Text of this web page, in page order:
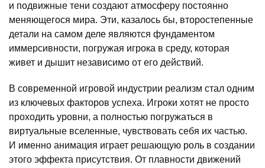
и подвижные тени создают атмосферу постоянно
меняющегося мира. Эти, казалось бы, второстепенные
детали на самом деле являются фундаментом
иммерсивности, погружая игрока в среду, которая
живет и дышит независимо от его действий.
В современной игровой индустрии реализм стал одним
из ключевых факторов успеха. Игроки хотят не просто
проходить уровни, а полностью погружаться в
виртуальные вселенные, чувствовать себя их частью.
И именно анимация играет решающую роль в создании
этого эффекта присутствия. От плавности движений